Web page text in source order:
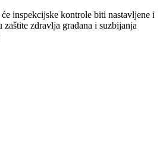
inspekcijske kontrole biti nastavljene i
zdravlja građana i suzbijanja